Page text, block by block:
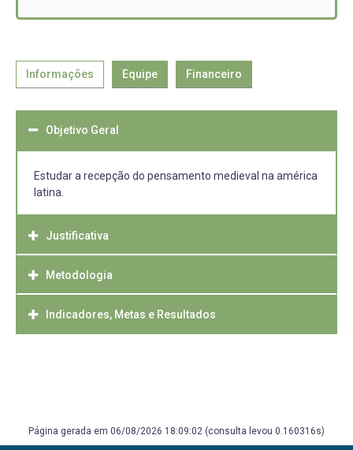
Informações Equipe Financeiro
Objetivo Geral
Estudar a recepção do pensamento medieval na américa
latina.
Justificativa
O estudo em torno da assim chamada "escolástica
colonial" reveste-se de importância para a compreensão
de muitos valores que foram incorporados a nossa
Metodologia
Reuniões semanais de estudos, realizadas a partir de
plataforma virtual, tendo em vista a atual situação de
Indicadores, Metas e Resultados
Página gerada em 06/08/2026 18:09:02 (consulta levou 0.160316s)